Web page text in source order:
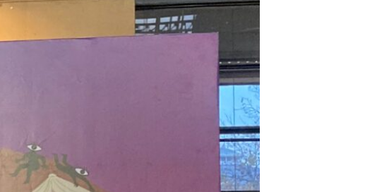
Vidas paralelas
Voces y lecturas